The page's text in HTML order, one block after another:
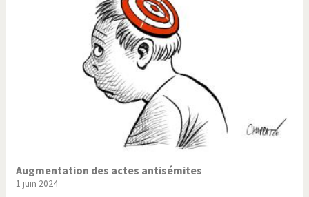
Augmentation des actes antisémites
1 juin 2024